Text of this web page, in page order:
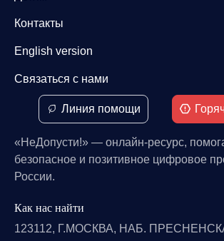
Контакты
English version
Связаться с нами
Линия помощи
«НеДопусти!» — онлайн-ресурс,
безопасное и позитивное цифровое
России.
Как нас найти
123112, Г.МОСКВА, НАБ.